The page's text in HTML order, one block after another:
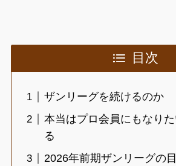
目次
ザンリーグを続けるのか
本当はプロ会員にもなり
る
2026年前期ザンリーグの